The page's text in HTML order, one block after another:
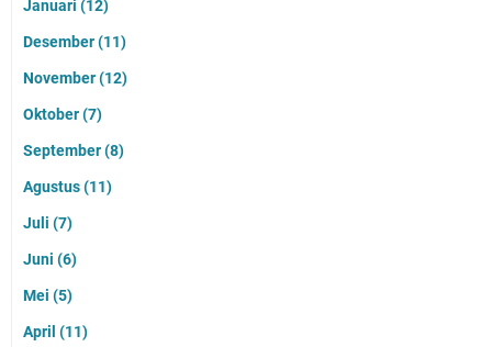
Januari (12)
Desember(11)
November(12)
Oktober(7)
September(8)
Agustus(11)
Juli (7)
Juni (6)
Mei (5)
April (11)